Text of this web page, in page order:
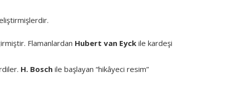
Flamanlardan Hubert van Eyck ile kardeşi
H. Bosch ile başlayan “hikâyeci resim”